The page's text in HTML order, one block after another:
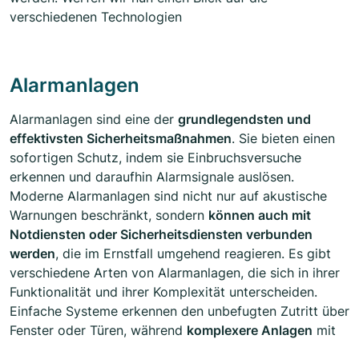
verschiedenen Technologien
Alarmanlagen
Alarmanlagen sind eine der grundlegendsten und
effektivsten Sicherheitsmaßnahmen. Sie bieten einen
sofortigen Schutz, indem sie Einbruchsversuche
erkennen und daraufhin Alarmsignale auslösen.
Moderne Alarmanlagen sind nicht nur auf akustische
Warnungen beschränkt, sondern können auch mit
Notdiensten oder Sicherheitsdiensten verbunden
werden, die im Ernstfall umgehend reagieren. Es gibt
verschiedene Arten von Alarmanlagen, die sich in ihrer
Funktionalität und ihrer Komplexität unterscheiden.
Einfache Systeme erkennen den unbefugten Zutritt über
Fenster oder Türen, während komplexere Anlagen mit